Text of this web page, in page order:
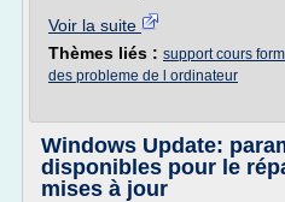
Voir la suite
Thèmes liés : support cours
des probleme de l ordinateur
Windows Update:
disponibles pour le
mises à jour